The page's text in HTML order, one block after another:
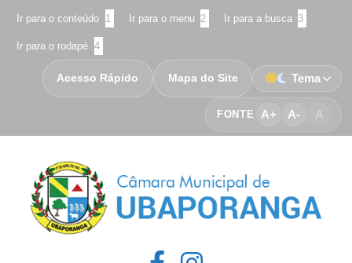
Ir para o conteúdo 1 Ir para o menu 2 Ir para a busca 3
Ir para o rodapé 4
FONTE A+ A- A
Acesso Rápido Mapa do Site Tema